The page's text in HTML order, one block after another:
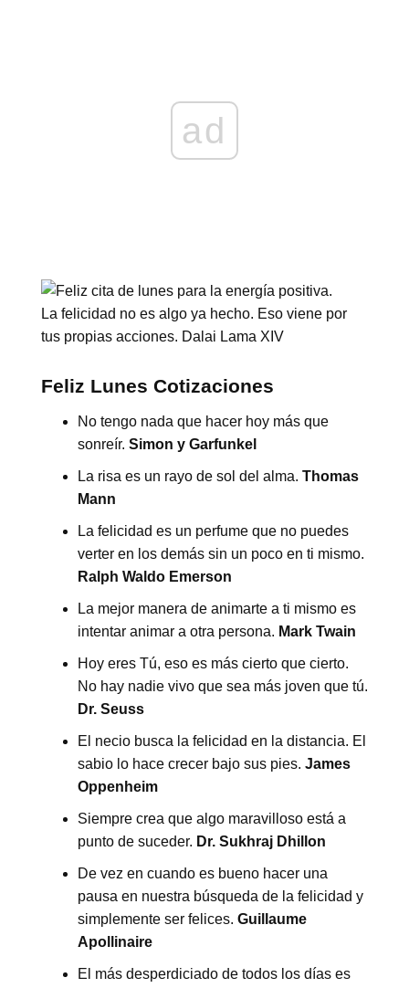
ad
La felicidad no es algo ya hecho. Eso viene por
tus propias acciones. Dalai Lama XIV
Feliz Lunes Cotizaciones
No tengo nada que hacer hoy más que
sonreír. Simon y Garfunkel
La risa es un rayo de sol del alma. Thomas
Mann
La felicidad es un perfume que no puedes
verter en los demás sin un poco en ti mismo.
Ralph Waldo Emerson
La mejor manera de animarte a ti mismo es
intentar animar a otra persona. Mark Twain
Hoy eres Tú, eso es más cierto que cierto.
No hay nadie vivo que sea más joven que tú.
Dr. Seuss
El necio busca la felicidad en la distancia. El
sabio lo hace crecer bajo sus pies. James
Oppenheim
Siempre crea que algo maravilloso está a
punto de suceder. Dr. Sukhraj Dhillon
De vez en cuando es bueno hacer una
pausa en nuestra búsqueda de la felicidad y
simplemente ser felices. Guillaume
Apollinaire
El más desperdiciado de todos los días es